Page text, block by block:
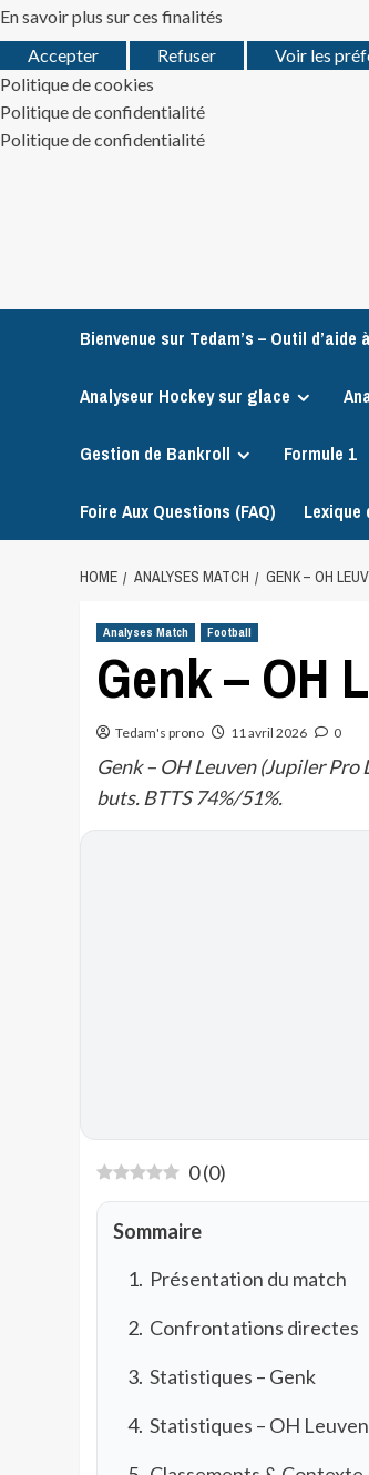
En savoir plus sur ces finalités
Accepter
Refuser Voir les
Politique de cookies
Politique de confidentialité
Politique de confidentialité
Bienvenue sur Tedam’s – Outil d’aide
Analyseur Hockey sur glace
Gestion de Bankroll Formule 1
Foire Aux Questions (FAQ) Lexique
HOME ANALYSES MATCH GENK – OH
Analyses Match Football
Genk – OH
Tedam's prono 11 avril 2026 0
Genk – OH Leuven (Jupiler
buts. BTTS 74%/51%.
0(0)
Sommaire
Présentation du match
Confrontations directes
Statistiques – Genk
Statistiques – OH Leuven